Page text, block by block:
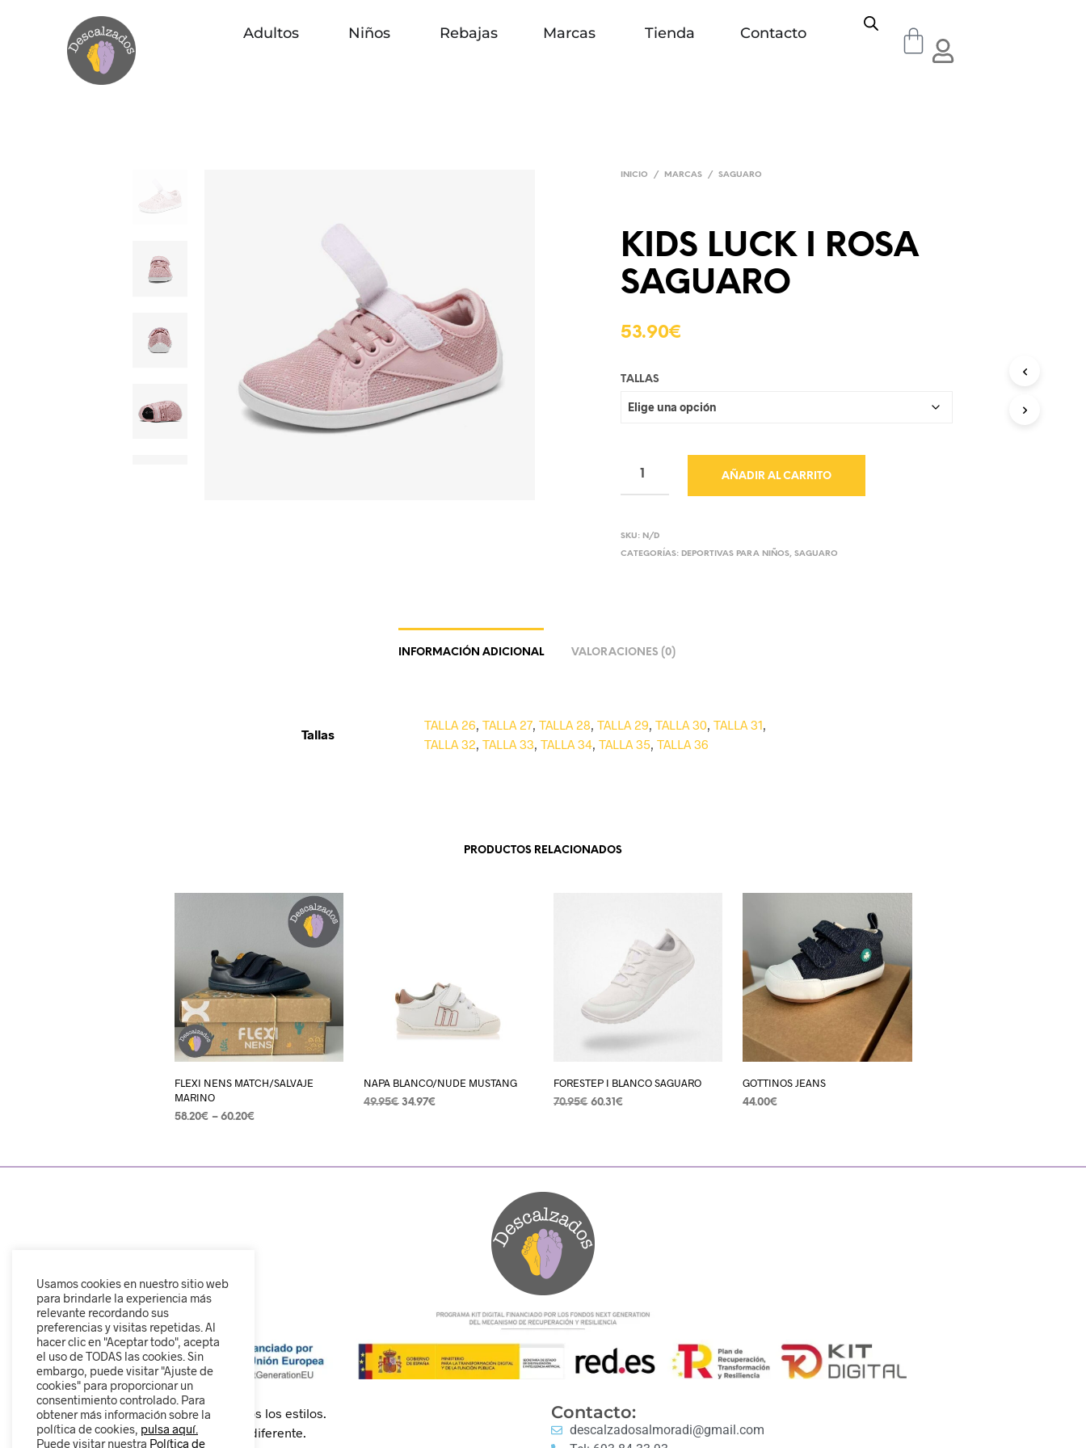
Adultos Niños Rebajas Marcas Tienda Contacto
INICIO / MARCAS / SAGUARO
KIDS LUCK I ROSA
SAGUARO
53.90€
TALLAS
AÑADIR AL CARRITO
SKU: N/D
CATEGORÍAS: DEPORTIVAS PARA NIÑOS,SAGUARO
INFORMACIÓN ADICIONAL VALORACIONES (0)
Tallas
TALLA 26 TALLA 27 TALLA 28 TALLA 29 TALLA 30 TALLA 31
TALLA 32 TALLA 33 TALLA 34 TALLA 35 TALLA 36
PRODUCTOS RELACIONADOS
FLEXI NENS MATCH/SALVAJE
MARINO
58.20€ – 60.20€
NAPA BLANCO/NUDE MUSTANG
49.95€ 34.97€
FORESTEP I BLANCO SAGUARO
70.95€ 60.31 €
GOTTINOS JEANS
44.00€
Calzado cómodo, moderno y para todos los estilos.
Descubre nuestra colección y camina diferente.
Contacto:
descalzadosalmoradi@gmail.com
Usamos cookies en nuestro sitio web
para brindarle la experiencia más
relevante recordando sus
preferencias y visitas repetidas. Al
hacer clic en "Aceptar todo", acepta
el uso de TODAS las cookies. Sin
embargo, puede visitar "Ajuste de
cookies" para proporcionar un
consentimiento controlado. Para
obtener más información sobre la
política de cookies, pulsa aquí.
Puede visitar nuestra Política de